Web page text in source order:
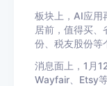
板块上，AI应用
居前，值得买、
份、税友股份等
消息面上，1月
Wayfair、Etsy